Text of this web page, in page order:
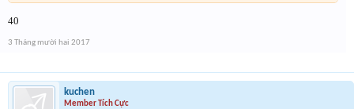
Sr ae qua bận wa nên giờ mới lên
40
3 Tháng mười hai 2017
kuchen
Member Tích Cực